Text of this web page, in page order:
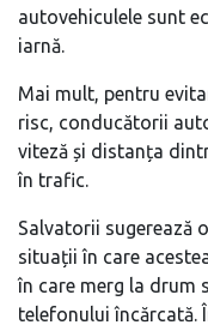
autovehiculele sunt
iarnă.
Mai mult, pentru
risc, conducătorii
viteză și distanța
în trafic.
Salvatorii sugerează
situații în care
în care merg la drum
telefonului încărcată.